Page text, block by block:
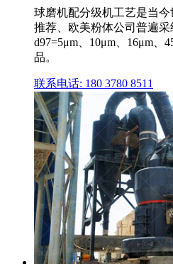
球磨机配分级机工艺是当
推荐、欧美粉体公司普遍
d97=5μm、10μm、16μm、
品。
联系电话: 180 3780 8511